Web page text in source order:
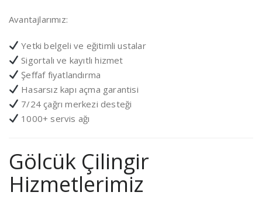
Avantajlarımız:
Yetki belgeli ve eğitimli ustalar
Sigortalı ve kayıtlı hizmet
Şeffaf fiyatlandırma
Hasarsız kapı açma garantisi
7/24 çağrı merkezi desteği
1000+ servis ağı
Gölcük Çilingir
Hizmetlerimiz